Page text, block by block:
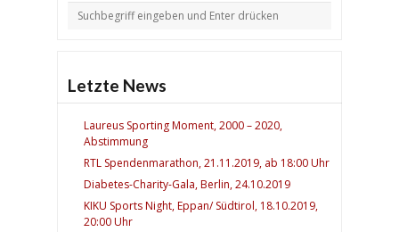
Letzte News
Laureus Sporting Moment, 2000 – 2020,
Abstimmung
RTL Spendenmarathon, 21.11.2019, ab 18:00 Uhr
Diabetes-Charity-Gala, Berlin, 24.10.2019
KIKU Sports Night, Eppan/ Südtirol, 18.10.2019,
20:00 Uhr